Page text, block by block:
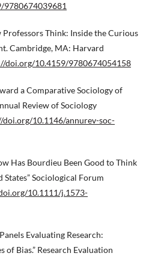
9780674039681
Think: Inside the Curious
Cambridge, MA: Harvard
doi.org/10.4159/9780674054158
a Comparative Sociology of
Review of Sociology
doi.org/10.1146/annurev-soc-
Has Bourdieu Been Good to Think
States” Sociological Forum
10.1111/j.1573-
Evaluating Research:
of Bias.” Research Evaluation